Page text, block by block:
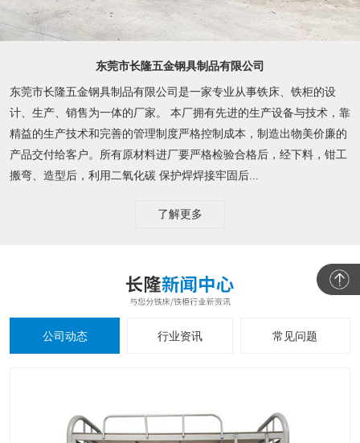
东莞市长隆五金钢具制品有限公司
东莞市长隆五金钢具制品有限公司是一家专业从事铁床、铁柜的设
计、生产、销售为一体的厂家。 本厂拥有先进的生产设备与技术，靠
精益的生产技术和完善的管理制度严格控制成本，制造出物美价廉的
产品交付给客户。所有原材料进厂要严格检验合格后，经下料，钳工
搬弯、造型后，利用二氧化碳 保护焊焊接牢固后...
了解更多
公司动态 行业资讯 常见问题